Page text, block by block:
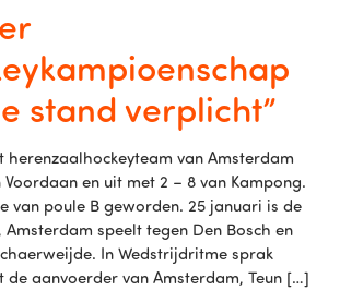
stand verplicht”
van Amsterdam
en uit met 2 – 8 van Kampong.
van poule B geworden. 25 januari is de
speelt tegen Den Bosch en
In Wedstrijdritme sprak
de aanvoerder van Amsterdam, Teun […]